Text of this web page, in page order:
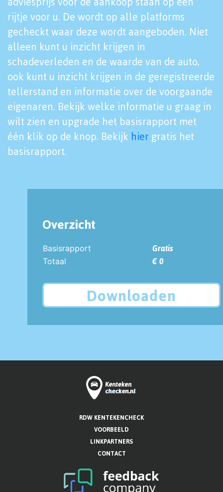
rijtje voor u. De wordt op alle platforms
gecheckt waar deze wordt aangeboden. Niet
alleen kunt u inzicht krijgen in
schadeverleden en de waarde van de auto,
ook kunt u inzicht krijgen in de geregistreerde
tellerstand en informatie over de voorgaande
eigenaren. Bekijk welke informatie u graag in
wilt zien en upgrade het basisrapport met
één klik op de knop. Bekijk hier gratis het
basisrapport.
Overzicht
Basisrapport
Gratis
Totaal
€ 0
Downloaden
RDW KENTEKENCHECK
VOORBEELD
LINKPARTNERS
CONTACT